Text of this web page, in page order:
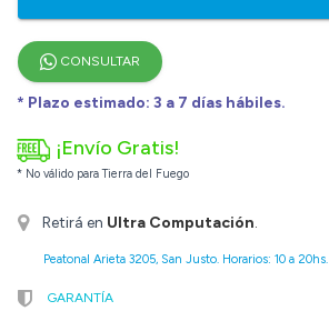
CONSULTAR
* Plazo estimado: 3 a 7 días hábiles.
¡Envío Gratis!
* No válido para Tierra del Fuego
Retirá en Ultra Computación.
Peatonal Arieta 3205, San Justo. Horarios: 10 a 20hs.
GARANTÍA